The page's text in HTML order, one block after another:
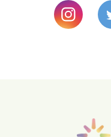
tue
11